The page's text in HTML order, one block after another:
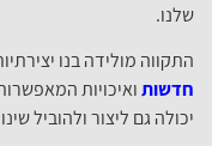
שלנו.
התקווה מולידה בנו
חדשותואיכויות
יכולה גם ליצור ולהוביל